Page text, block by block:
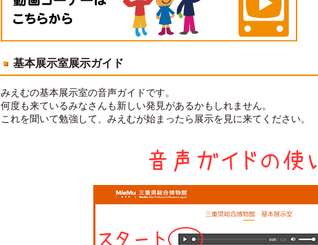
基本展示室展示ガイド
みえむの基本展示室の音声ガイドです。
何度も来ているみなさんも新しい発見があるかもしれません。
これを聞いて勉強して、みえむが始まったら展示を見に来てください。